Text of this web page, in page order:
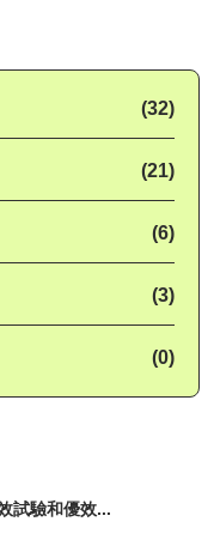
(32)
(21)
(6)
(3)
(0)
試驗和優效...